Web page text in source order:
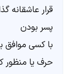
قرار
پسر بودن
با کسی موافق
حرف یا منظور